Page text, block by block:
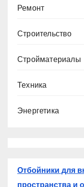
Ремонт
Строительство
Стройматериалы
Техника
Энергетика
Отбойники для
пространства и